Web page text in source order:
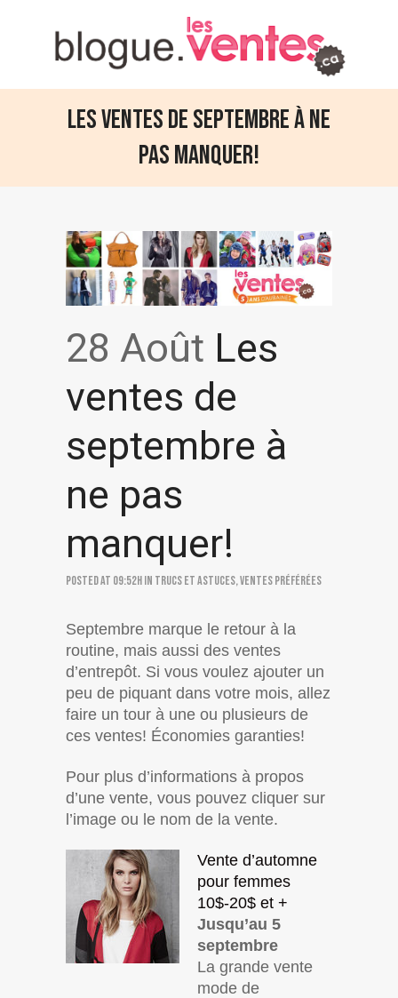
Les ventes de septembre à ne
pas manquer!
28 Août Les
ventes de
septembre à
ne pas
manquer!
Posted at 09:52hin Trucs et astuces,Ventes préférées
Septembre marque le retour à la
routine, mais aussi des ventes
d’entrepôt. Si vous voulez ajouter un
peu de piquant dans votre mois, allez
faire un tour à une ou plusieurs de
ces ventes! Économies garanties!
Pour plus d’informations à propos
d’une vente, vous pouvez cliquer sur
l’image ou le nom de la vente.
Vente d’automne
pour femmes
10$-20$ et +
Jusqu’au 5
septembre
La grande vente
mode de